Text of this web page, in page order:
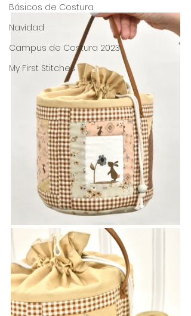
Básicos de Costura
Navidad
Campus de Costura 2023
My First Stitches